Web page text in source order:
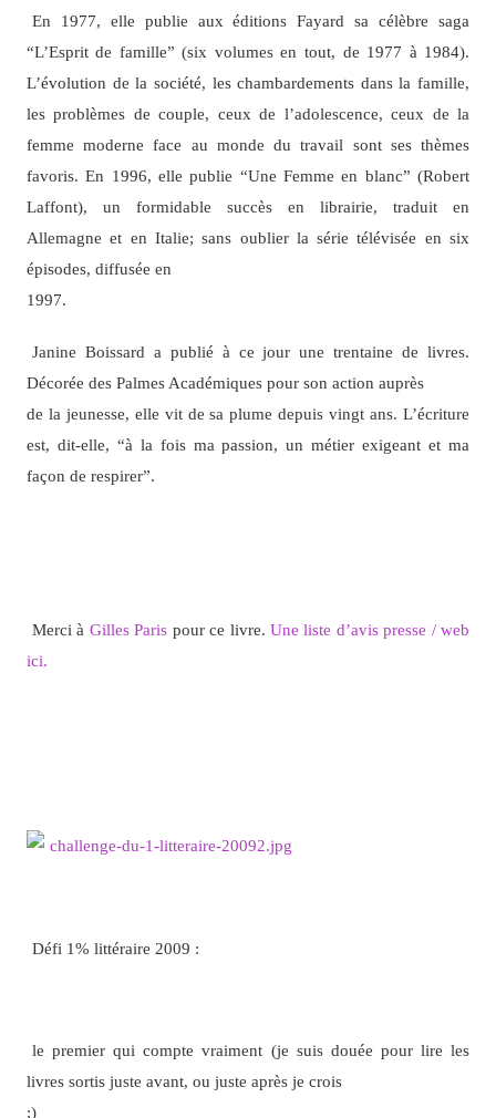
En 1977, elle publie aux éditions Fayard sa célèbre saga
“L’Esprit de famille” (six volumes en tout, de 1977 à 1984).
L’évolution de la société, les chambardements dans la famille,
les problèmes de couple, ceux de l’adolescence, ceux de la
femme moderne face au monde du travail sont ses thèmes
favoris. En 1996, elle publie “Une Femme en blanc” (Robert
Laffont), un formidable succès en librairie, traduit en
Allemagne et en Italie; sans oublier la série télévisée en six
épisodes, diffusée en
1997.
Janine Boissard a publié à ce jour une trentaine de livres.
Décorée des Palmes Académiques pour son action auprès
de la jeunesse, elle vit de sa plume depuis vingt ans. L’écriture
est, dit-elle, “à la fois ma passion, un métier exigeant et ma
façon de respirer”.
Merci à Gilles Paris pour ce livre. Une liste d’avis presse / web
ici.
Défi 1% littéraire 2009 :
le premier qui compte vraiment (je suis douée pour lire les
livres sortis juste avant, ou juste après je crois
;)